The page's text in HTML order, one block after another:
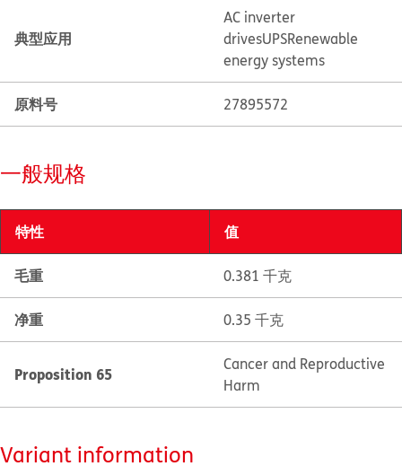
典型应用
AC inverter
drivesUPSRenewable
energy systems
原料号 27895572
一般规格
特性 值
毛重 0.381 千克
净重 0.35 千克
Proposition 65
Cancer and Reproductive
Harm
Variant information